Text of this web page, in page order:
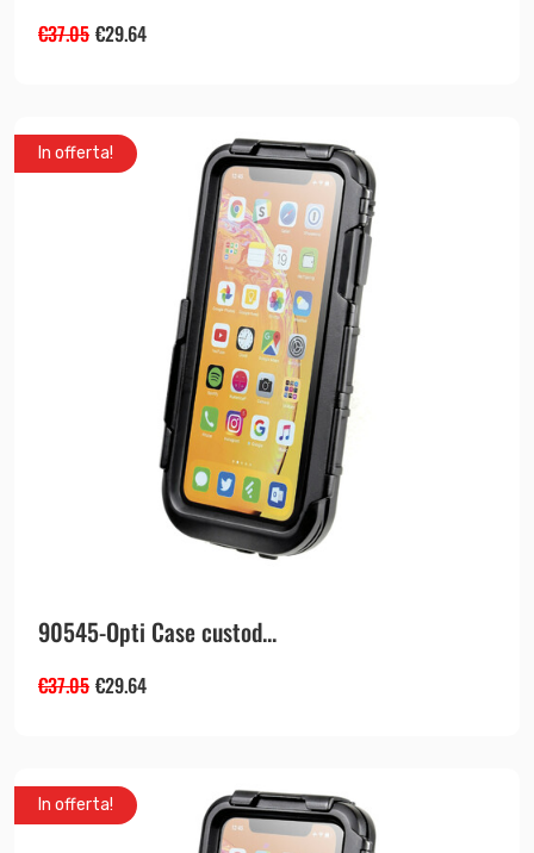
€37.05 €29.64
In offerta!
90545-Opti Case custod...
€37.05 €29.64
In offerta!